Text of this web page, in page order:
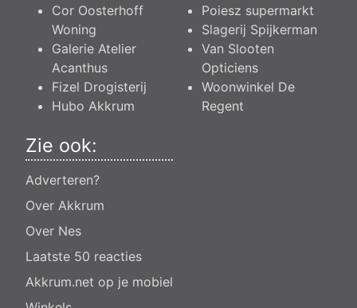
Cor Oosterhoff
Woning
Galerie Atelier
Acanthus
Fizel Drogisterij
Hubo Akkrum
Poiesz supermarkt
Slagerij Spijkerman
Van Slooten
Opticiens
Woonwinkel De
Regent
Zie ook:
Adverteren?
Over Akkrum
Over Nes
Laatste 50 reacties
Akkrum.net op je mobiel